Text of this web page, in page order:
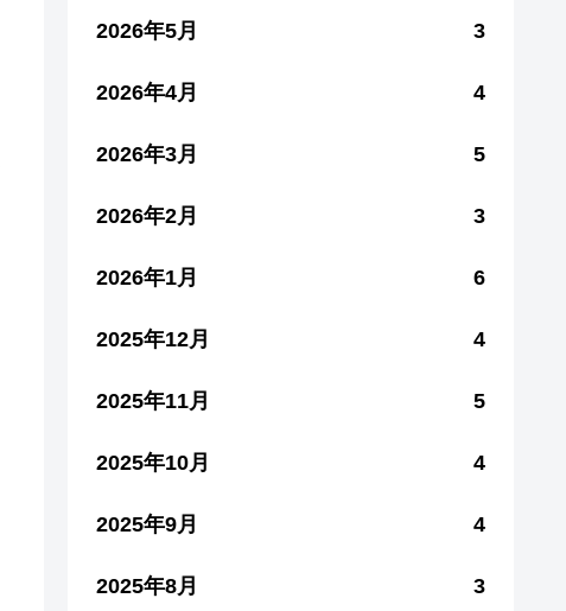
2026年5月 3
2026年4月 4
2026年3月 5
2026年2月 3
2026年1月 6
2025年12月 4
2025年11月 5
2025年10月 4
2025年9月 4
2025年8月 3